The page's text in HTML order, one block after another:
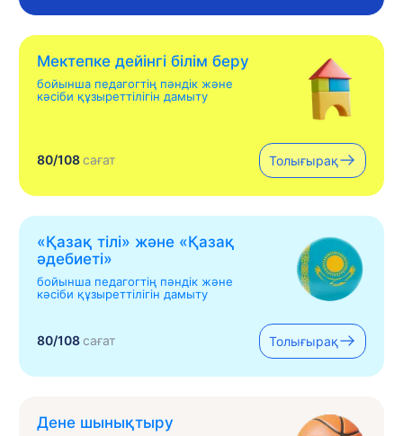
Мектепке дейінгі білім беру
бойынша педагогтің пәндік және
кәсіби құзыреттілігін дамыту
80/108сағат Толығырақ
«Қазақ тілі» жəне «Қазақ
əдебиеті»
бойынша педагогтің пәндік және
кәсіби құзыреттілігін дамыту
80/108сағат Толығырақ
Дене шынықтыру